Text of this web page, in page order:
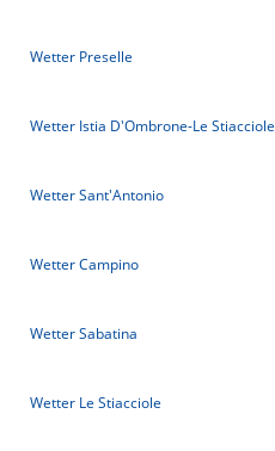
Wetter Preselle
Wetter Istia D'Ombrone-Le Stiacciole
Wetter Sant'Antonio
Wetter Campino
Wetter Sabatina
Wetter Le Stiacciole